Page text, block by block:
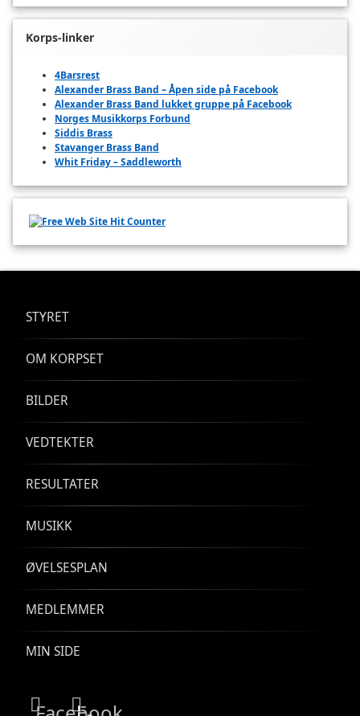
Korps-linker
4Barsrest
Alexander Brass Band – Åpen side på Facebook
Alexander Brass Band lukket gruppe på Facebook
Norges Musikkorps Forbund
Siddis Brass
Stavanger Brass Band
Whit Friday – Saddleworth
STYRET
OM KORPSET
BILDER
VEDTEKTER
RESULTATER
MUSIKK
ØVELSESPLAN
MEDLEMMER
MIN SIDE